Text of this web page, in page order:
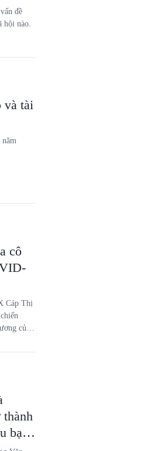
đề
hội nào.
và tài
cô
Cáp Thị
của
bạn